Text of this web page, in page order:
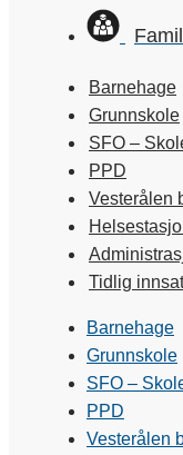
Barnehage
Grunnskole
SFO –
PPD
Vesterålen
Tidlig
Barnehage
Grunnskole
SFO –
PPD
Vesterålen